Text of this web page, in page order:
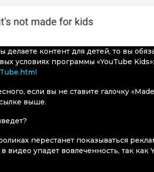
делаете контент для детей, то вы
условиях программы «YouTube Kids»:
если вы не ставите галочку
выше.
перестанет показываться
видео упадет вовлеченность, так